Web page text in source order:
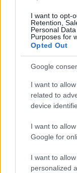
I want to opt-
Retention,
Personal
Purposes for
Opted Out
Google
I want to
related to
device
I want to
Google for
I want to
personalized
rendeznek
A
hallgatóit:
Sapienzia
Akadémián
műsorát
Liszt